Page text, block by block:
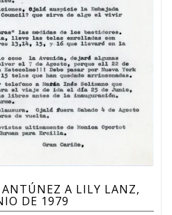
A LILY LANZ,
DE 1979